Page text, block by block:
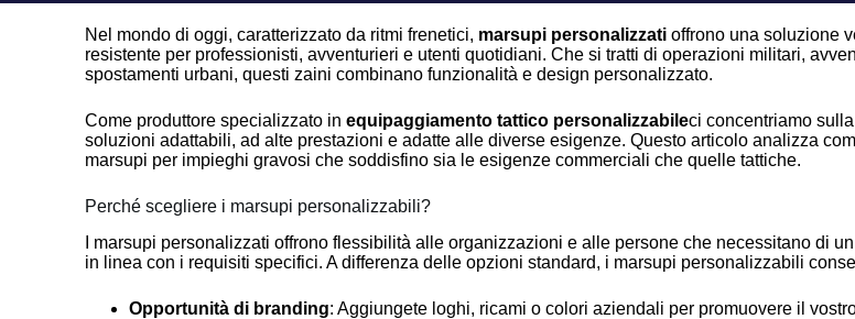
Nel mondo di oggi, caratterizzato da ritmi frenetici, marsupi personalizzati offrono una soluzione
resistente per professionisti, avventurieri e utenti quotidiani. Che si tratti di operazioni militari,
spostamenti urbani, questi zaini combinano funzionalità e design personalizzato.
Come produttore specializzato inequipaggiamento tattico personalizzabileci concentriamo
soluzioni adattabili, ad alte prestazioni e adatte alle diverse esigenze. Questo articolo analizza
marsupi per impieghi gravosi che soddisfino sia le esigenze commerciali che quelle tattiche.
Perché scegliere i marsupi personalizzabili?
I marsupi personalizzati offrono flessibilità alle organizzazioni e alle persone che necessitano di
in linea con i requisiti specifici. A differenza delle opzioni standard, i marsupi personalizzabili
Opportunità di branding: Aggiungete loghi, ricami o colori aziendali per promuovere il